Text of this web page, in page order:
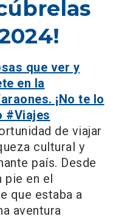
de viajar
cultural y
país. Desde
pie en el
que estaba a
aventura